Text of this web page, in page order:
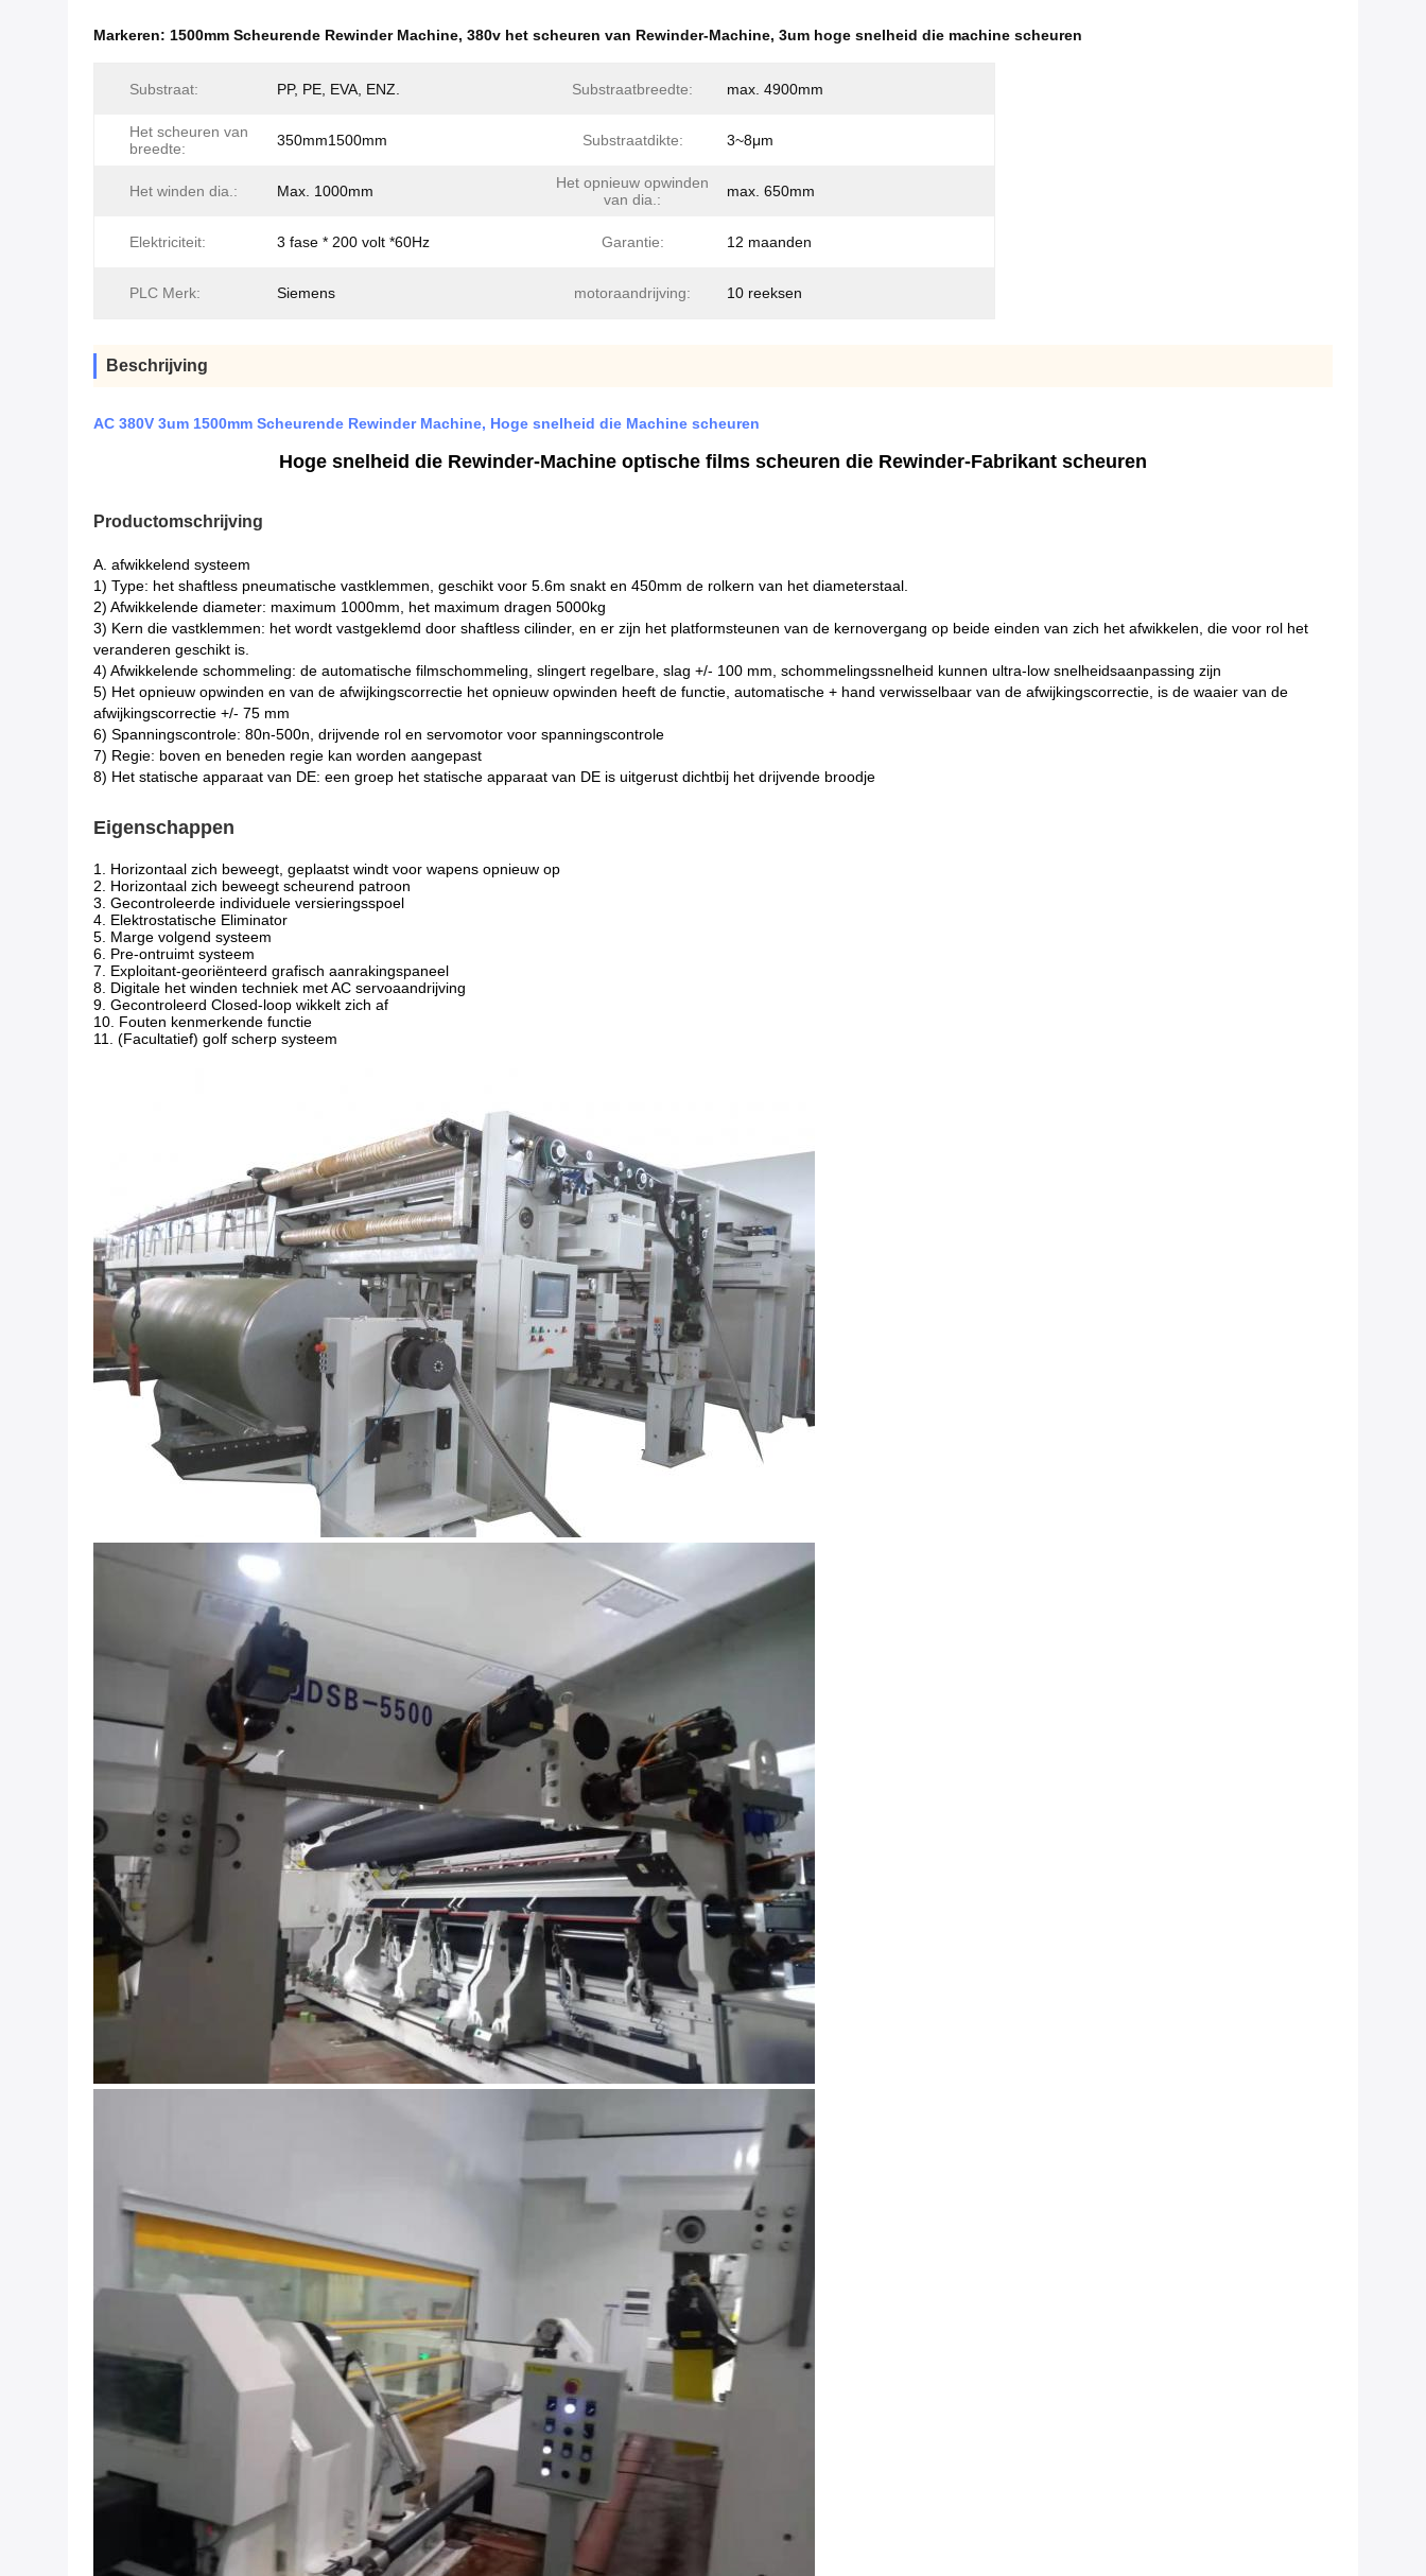
Markeren: 1500mm Scheurende Rewinder Machine, 380v het scheuren van Rewinder-Machine, 3um hoge snelheid die machine scheuren
Substraat: PP, PE, EVA, ENZ. Substraatbreedte: max. 4900mm
Het scheuren van
breedte:
350mm1500mm Substraatdikte: 3~8μm
Het winden dia.: Max. 1000mm
Het opnieuw opwinden
van dia.:
max. 650mm
Elektriciteit: 3 fase * 200 volt *60Hz Garantie: 12 maanden
PLC Merk: Siemens motoraandrijving: 10 reeksen
Beschrijving
AC 380V 3um 1500mm Scheurende Rewinder Machine, Hoge snelheid die Machine scheuren
Hoge snelheid die Rewinder-Machine optische films scheuren die Rewinder-Fabrikant scheuren
Productomschrijving
A. afwikkelend systeem
1) Type: het shaftless pneumatische vastklemmen, geschikt voor 5.6m snakt en 450mm de rolkern van het diameterstaal.
2) Afwikkelende diameter: maximum 1000mm, het maximum dragen 5000kg
3) Kern die vastklemmen: het wordt vastgeklemd door shaftless cilinder, en er zijn het platformsteunen van de kernovergang op beide einden van zich het afwikkelen, die voor rol het
veranderen geschikt is.
4) Afwikkelende schommeling: de automatische filmschommeling, slingert regelbare, slag +/- 100 mm, schommelingssnelheid kunnen ultra-low snelheidsaanpassing zijn
5) Het opnieuw opwinden en van de afwijkingscorrectie het opnieuw opwinden heeft de functie, automatische + hand verwisselbaar van de afwijkingscorrectie, is de waaier van de
afwijkingscorrectie +/- 75 mm
6) Spanningscontrole: 80n-500n, drijvende rol en servomotor voor spanningscontrole
7) Regie: boven en beneden regie kan worden aangepast
8) Het statische apparaat van DE: een groep het statische apparaat van DE is uitgerust dichtbij het drijvende broodje
Eigenschappen
1. Horizontaal zich beweegt, geplaatst windt voor wapens opnieuw op
2. Horizontaal zich beweegt scheurend patroon
3. Gecontroleerde individuele versieringsspoel
4. Elektrostatische Eliminator
5. Marge volgend systeem
6. Pre-ontruimt systeem
7. Exploitant-georiënteerd grafisch aanrakingspaneel
8. Digitale het winden techniek met AC servoaandrijving
9. Gecontroleerd Closed-loop wikkelt zich af
10. Fouten kenmerkende functie
11. (Facultatief) golf scherp systeem